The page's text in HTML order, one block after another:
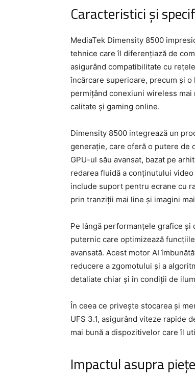
Caracteristici și
MediaTek Dimensity 8500
tehnice care îl diferențiază de
asigurând compatibilitate cu
încărcare superioare, precum și
permițând conexiuni wireless
calitate și gaming online.
Dimensity 8500 integrează un
generație, care oferă o putere de
GPU-ul său avansat, bazat pe
redarea fluidă a conținutului
include suport pentru ecrane cu
prin tranziții mai line și imagini
Pe lângă performanțele grafice și
puternic care optimizează
avansată. Acest motor AI
reducere a zgomotului și a
detaliate chiar și în condiții de
În ceea ce privește stocarea și
UFS 3.1, asigurând viteze rapide
mai bună a dispozitivelor care îl
Impactul asupra